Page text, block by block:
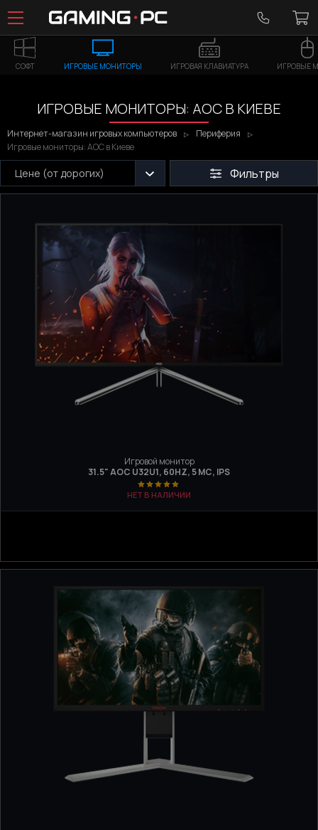
СОФТ ИГРОВЫЕ МОНИТОРЫ ИГРОВАЯ КЛАВИАТУРА ИГРОВЫЕ
ИГРОВЫЕ МОНИТОРЫ: AOC В КИЕВЕ
Интернет-магазин игровых компьютеров
Периферия
Игровые мониторы: AOC в Киеве
Цене (от дорогих) Фильтры
Игровой монитор
31.5" AOC U32U1, 60HZ, 5 МС, IPS
НЕТ В НАЛИЧИИ